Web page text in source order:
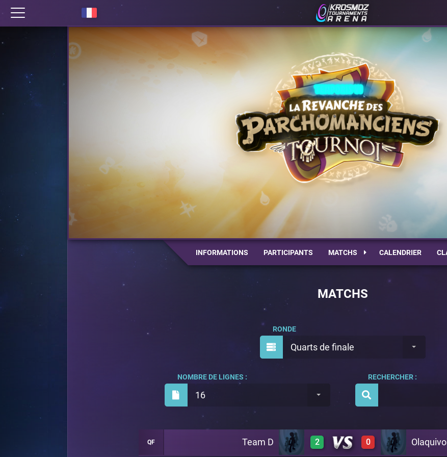
INFORMATIONS PARTICIPANTS MATCHS CALENDRIER
MATCHS
Quarts de finale
RONDE
16
NOMBRE DE LIGNES : RECHERCHER :
QF Team D 2 0